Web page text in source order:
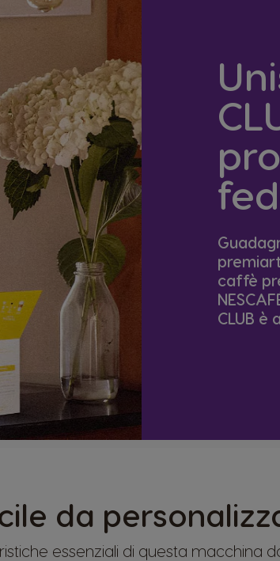
caffè
CLUB è
da
essenziali di questa macchina